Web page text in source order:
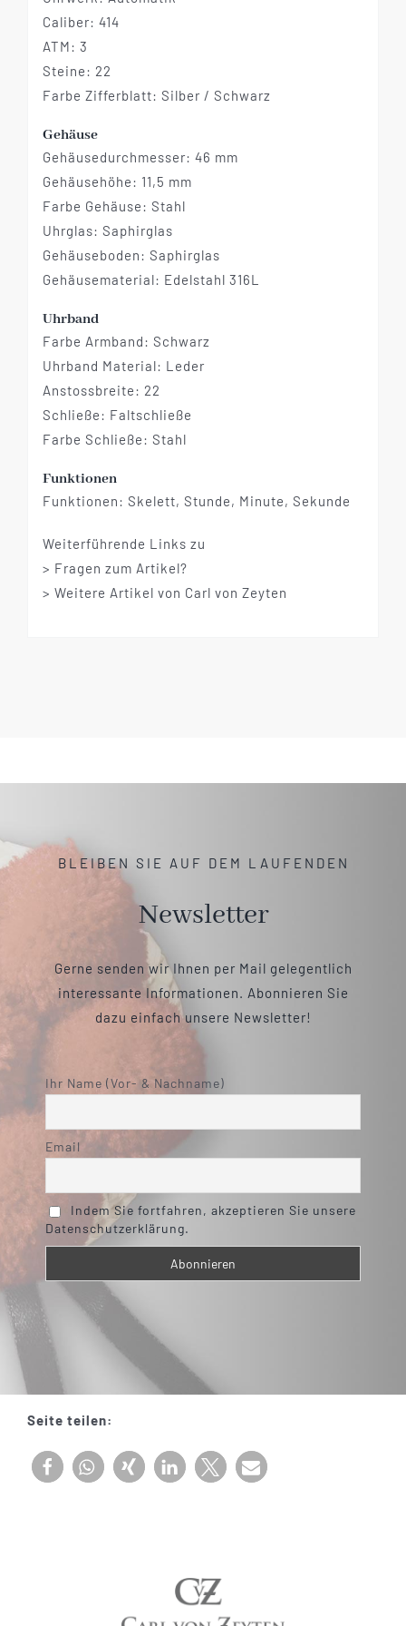
Caliber: 414
ATM: 3
Steine: 22
Farbe Zifferblatt: Silber / Schwarz
Gehäuse
Gehäusedurchmesser: 46 mm
Gehäusehöhe: 11,5 mm
Farbe Gehäuse: Stahl
Uhrglas: Saphirglas
Gehäuseboden: Saphirglas
Gehäusematerial: Edelstahl 316L
Uhrband
Farbe Armband: Schwarz
Uhrband Material: Leder
Anstossbreite: 22
Schließe: Faltschließe
Farbe Schließe: Stahl
Funktionen
Funktionen: Skelett, Stunde, Minute, Sekunde
Weiterführende Links zu
> Fragen zum Artikel?
> Weitere Artikel von Carl von Zeyten
BLEIBEN SIE AUF DEM LAUFENDEN
Newsletter
Gerne senden wir Ihnen per Mail gelegentlich
interessante Informationen. Abonnieren Sie
dazu einfach unsere Newsletter!
Ihr Name (Vor- & Nachname)
Email
Indem Sie fortfahren, akzeptieren Sie unsere
Datenschutzerklärung.
Seite teilen: